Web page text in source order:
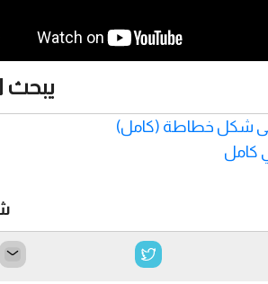
يبحث
شكل خطاطة (كامل)
كامل